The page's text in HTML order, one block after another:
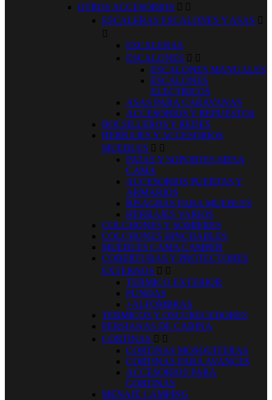
OTROS ACCESORIOS  
ESCALERAS ESCALONES Y ASAS 

ESCALERAS
ESCALONES  
ESCALONES MANUALES
ESCALONES
ELECTRICOS
ASAS PARA CARAVANAS
ACCESORIOS Y REPUESTOS
BOLSILLEROS Y REDES
HERRAJES Y ACCESORIOS
MUEBLES  
PATAS Y SOPORTES MESA
CAMA
ACCESORIOS PUERTAS Y
ARMARIOS
BISAGRAS PARA MUEBLES
HERRAJES VARIOS
COLCHONES Y SOMIERES
COLCHONES HINCHABLES
MUEBLES CAMA CAMPER
COBERTURAS Y PROTECTORES
EXTERNOS  
TERMICO EXTERIOR
FUNDAS
+ALFOMBRAS
TERMICOS Y OSCURECEDORES
PERSIANAS DE CABINA
CORTINAS  
CORTINAS MOSQUITERAS
CORTINAS PARA AVANCES
ACCESORIOS PARA
CORTINAS
MENAJE CAMPING